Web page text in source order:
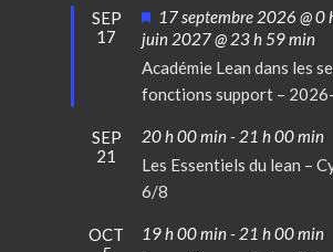
SEP
17
Mis
en
avant
17 septembre 2026 @ 0
juin 2027 @ 23 h 59 min
Académie Lean dans les
fonctions support –
SEP
21
20 h 00 min- 21 h 00 min
Les Essentiels du lean –
6/8
OCT
19 h 00 min- 21 h 00 min